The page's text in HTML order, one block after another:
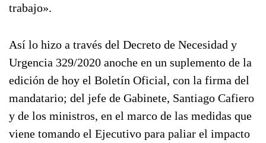
trabajo».
Así lo hizo a través del Decreto de Necesidad y
Urgencia 329/2020 anoche en un suplemento de la
edición de hoy el Boletín Oficial, con la firma del
mandatario; del jefe de Gabinete, Santiago Cafiero
y de los ministros, en el marco de las medidas que
viene tomando el Ejecutivo para paliar el impacto